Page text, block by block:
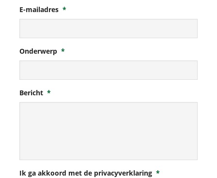
E-mailadres *
Onderwerp *
Bericht *
Ik ga akkoord met de privacyverklaring *